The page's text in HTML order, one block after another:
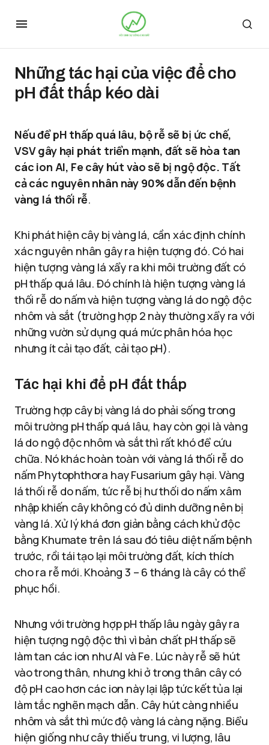
Những tác hại của việc để cho
pH đất thấp kéo dài
Nếu để pH thấp quá lâu, bộ rễ sẽ bị ức chế,
VSV gây hại phát triển mạnh, đất sẽ hòa tan
các ion Al, Fe cây hút vào sẽ bị ngộ độc. Tất
cả các nguyên nhân này 90% dẫn đến bệnh
vàng lá thối rễ.
Khi phát hiện cây bị vàng lá, cần xác định chính
xác nguyên nhân gây ra hiện tượng đó. Có hai
hiện tượng vàng lá xẩy ra khi môi trường đất có
pH thấp quá lâu. Đó chính là hiện tượng vàng lá
thối rễ do nấm và hiện tượng vàng lá do ngộ độc
nhôm và sắt (trường hợp 2 này thường xẩy ra với
những vườn sử dụng quá mức phân hóa học
nhưng ít cải tạo đất, cải tạo pH).
Tác hại khi để pH đất thấp
Trường hợp cây bị vàng lá do phải sống trong
môi trường pH thấp quá lâu, hay còn gọi là vàng
lá do ngộ độc nhôm và sắt thì rất khó để cứu
chữa. Nó khác hoàn toàn với vàng lá thối rễ do
nấm Phytophthora hay Fusarium gây hại. Vàng
lá thối rễ do nấm, tức rễ bị hư thối do nấm xâm
nhập khiến cây không có đủ dinh dưỡng nên bị
vàng lá. Xử lý khá đơn giản bằng cách khử độc
bằng Khumate trên lá sau đó tiêu diệt nấm bệnh
trước, rồi tái tạo lại môi trường đất, kích thích
cho ra rễ mới. Khoảng 3 – 6 tháng là cây có thể
phục hồi.
Nhưng với trường hợp pH thấp lâu ngày gây ra
hiện tượng ngộ độc thì vì bản chất pH thấp sẽ
làm tan các ion như Al và Fe. Lúc này rễ sẽ hút
vào trong thân, nhưng khi ở trong thân cây có
độ pH cao hơn các ion này lại lập tức kết tủa lại
làm tắc nghẽn mạch dẫn. Cây hút càng nhiều
nhôm và sắt thì mức độ vàng lá càng nặng. Biểu
hiện giống như cây thiếu trung, vi lượng, lâu